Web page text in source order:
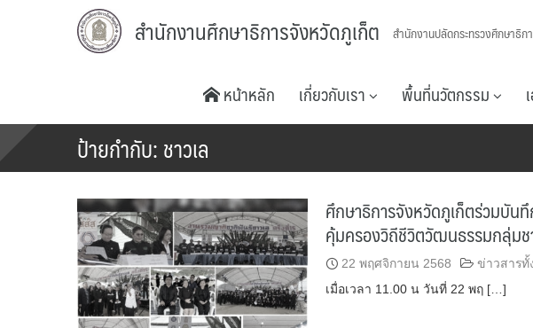
สำนักงานศึกษาธิการจังหวัดภูเก็ต สำนักงานปลัดกระทรวงศึกษาธิก
หน้าหลัก เกี่ยวกับเรา พื้นที่นวัตกรรม
ป้ายกำกับ:ชาวเล
ศึกษาธิการจังหวัดภูเก็ตร่วมบัน
คุ้มครองวิถีชีวิตวัฒนธรรมกลุ่มช
22 พฤศจิกายน 2568 ข่าวสารทั้
เมื่อเวลา 11.00 น วันที่ 22 พฤ […]